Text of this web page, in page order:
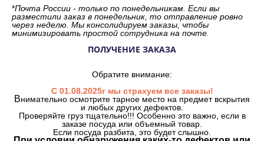
*Почта России - только по понедельникам. Если вы
разместили заказ в понедельник, то отправление ровно
через неделю. Мы консолидируем заказы, чтобы
минимизировать простой сотрудника на почте.
ПОЛУЧЕНИЕ ЗАКАЗА
Обратите внимание:
С 01.08.2025г мы страхуем все заказы!
Внимательно осмотрите тарное место на предмет вскрытия
и любых других дефектов.
Проверяйте груз тщательно!!! Особенно это важно, если в
заказе посуда или объемный товар.
Если посуда разбита, это будет слышно.